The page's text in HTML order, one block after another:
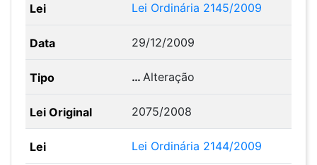
Lei Ordinária 2145/2009
29/12/2009
…Alteração
2075/2008
Lei Ordinária 2144/2009